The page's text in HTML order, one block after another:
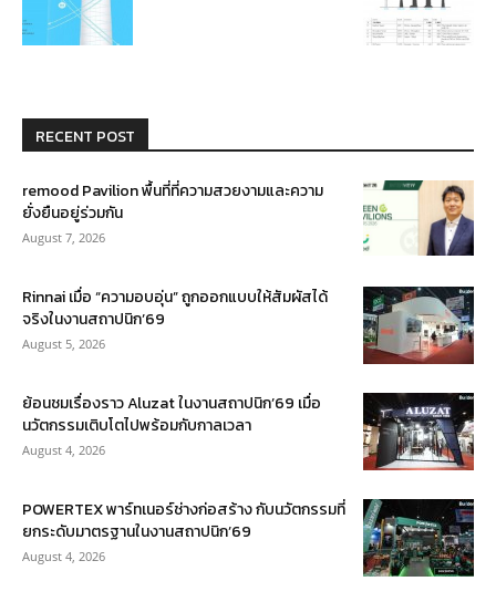
RECENT POST
remood Pavilion พื้นที่ที่ความสวยงามและความ
ยั่งยืนอยู่ร่วมกัน
August 7, 2026
Rinnai เมื่อ “ความอบอุ่น” ถูกออกแบบให้สัมผัสได้
จริงในงานสถาปนิก’69
August 5, 2026
ย้อนชมเรื่องราว Aluzat ในงานสถาปนิก’69 เมื่อ
นวัตกรรมเติบโตไปพร้อมกับกาลเวลา
August 4, 2026
POWERTEX พาร์ทเนอร์ช่างก่อสร้าง กับนวัตกรรมที่
ยกระดับมาตรฐานในงานสถาปนิก’69
August 4, 2026